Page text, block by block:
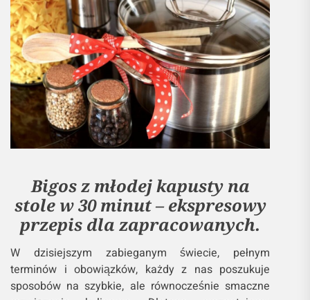
Bigos z młodej kapusty na
stole w 30 minut – ekspresowy
przepis dla zapracowanych.
W dzisiejszym zabieganym świecie, pełnym
terminów i obowiązków, każdy z nas poszukuje
sposobów na szybkie, ale równocześnie smaczne